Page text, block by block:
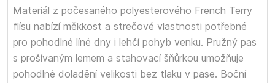
Materiál z počesaného polyesterového French Terry
flísu nabízí měkkost a strečové vlastnosti potřebné
pro pohodlné líné dny i lehčí pohyb venku. Pružný pas
s prošívaným lemem a stahovací šňůrkou umožňuje
pohodlné doladění velikosti bez tlaku v pase. Boční